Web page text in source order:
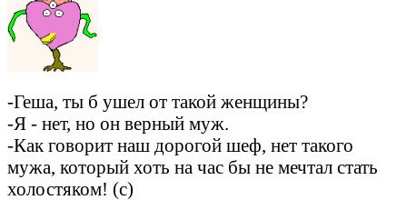
-Геша, ты б ушел от такой женщины?
-Я - нет, но он верный муж.
-Как говорит наш дорогой шеф, нет такого
мужа, который хоть на час бы не мечтал стать
холостяком! (с)